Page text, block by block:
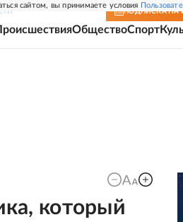
сайтом, вы принимаете условия
ПОДПИСКА НА
ОбществоСпорт
который